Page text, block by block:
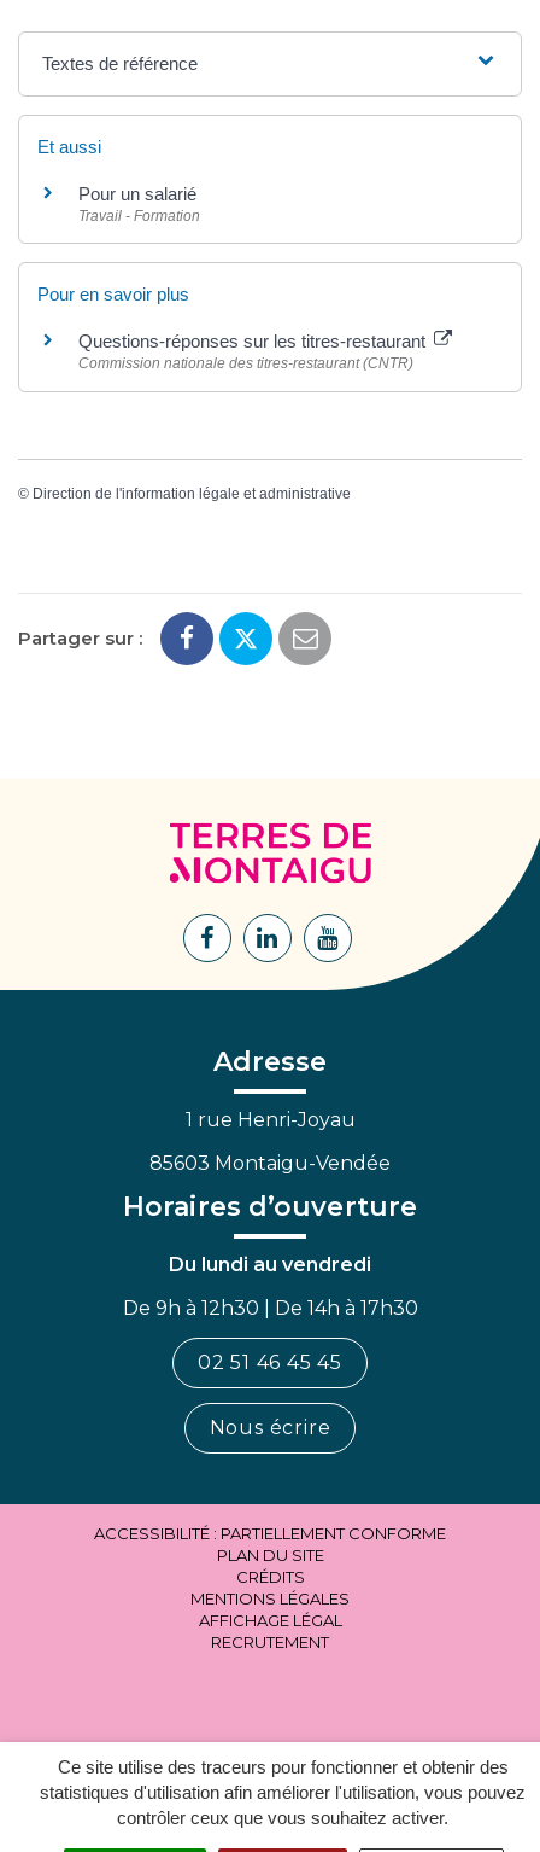
Ce site utilise des traceurs pour fonctionner et obtenir des
statistiques d'utilisation afin améliorer l'utilisation, vous pouvez
contrôler ceux que vous souhaitez activer.
Textes de référence
Et aussi
Pour un salarié
Travail - Formation
Pour en savoir plus
Questions-réponses sur les titres-restaurant
Commission nationale des titres-restaurant (CNTR)
© Direction de l'information légale et administrative
Partager sur :
Terres
de
Montaigu
Lien
Facebook
Lien
Lien
Adresse
1 rue Henri-Joyau
85603 Montaigu-Vendée
Horaires d’ouverture
Du lundi au vendredi
De 9h à 12h30 | De 14h à 17h30
02 51 46 45 45
Nous écrire
ACCESSIBILITÉ : PARTIELLEMENT CONFORME
PLAN DU SITE
CRÉDITS
MENTIONS LÉGALES
AFFICHAGE LÉGAL
RECRUTEMENT